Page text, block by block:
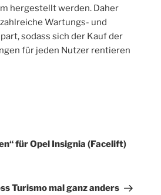
hergestellt werden. Daher
Wartungs- und
sodass sich der Kauf der
für jeden Nutzer rentieren
für Opel Insignia (Facelift)
Turismo mal ganz anders